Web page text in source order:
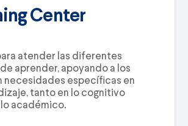
Center
atender las diferentes
aprender, apoyando a los
necesidades específicas en
tanto en lo cognitivo
académico.